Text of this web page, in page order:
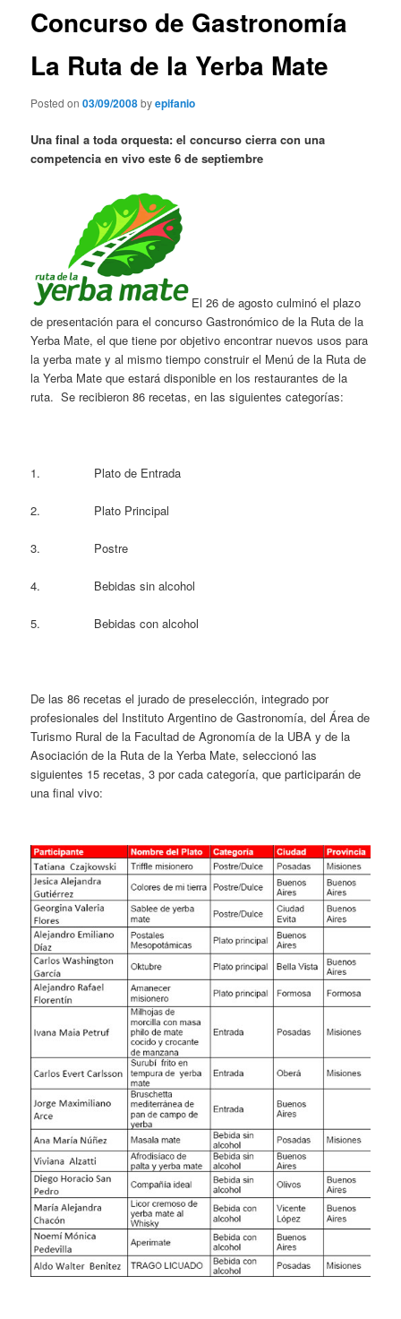
Concurso de Gastronomía
La Ruta de la Yerba Mate
Posted on03/09/2008byepifanio
Una final a toda orquesta: el concurso cierra con una
competencia en vivo este 6 de septiembre
El 26 de agosto culminó el plazo
de presentación para el concurso Gastronómico de la Ruta de la
Yerba Mate, el que tiene por objetivo encontrar nuevos usos para
la yerba mate y al mismo tiempo construir el Menú de la Ruta de
la Yerba Mate que estará disponible en los restaurantes de la
ruta. Se recibieron 86 recetas, en las siguientes categorías:
1. Plato de Entrada
2. Plato Principal
3. Postre
4. Bebidas sin alcohol
5. Bebidas con alcohol
De las 86 recetas el jurado de preselección, integrado por
profesionales del Instituto Argentino de Gastronomía, del Área de
Turismo Rural de la Facultad de Agronomía de la UBA y de la
Asociación de la Ruta de la Yerba Mate, seleccionó las
siguientes 15 recetas, 3 por cada categoría, que participarán de
una final vivo: